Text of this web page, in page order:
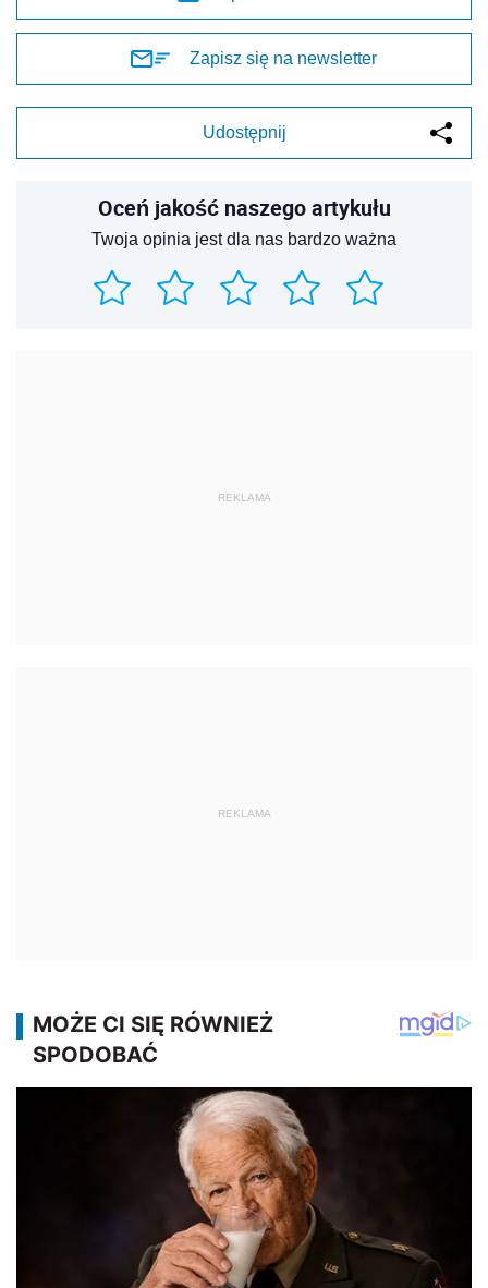
Zapisz się na newsletter
Udostępnij
Oceń jakość naszego artykułu
Twoja opinia jest dla nas bardzo ważna
REKLAMA
REKLAMA